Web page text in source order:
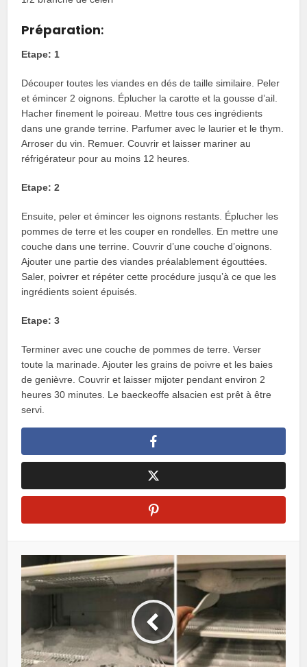
Préparation:
Etape: 1
Découper toutes les viandes en dés de taille similaire. Peler
et émincer 2 oignons. Éplucher la carotte et la gousse d’ail.
Hacher finement le poireau. Mettre tous ces ingrédients
dans une grande terrine. Parfumer avec le laurier et le thym.
Arroser du vin. Remuer. Couvrir et laisser mariner au
réfrigérateur pour au moins 12 heures.
Etape: 2
Ensuite, peler et émincer les oignons restants. Éplucher les
pommes de terre et les couper en rondelles. En mettre une
couche dans une terrine. Couvrir d’une couche d’oignons.
Ajouter une partie des viandes préalablement égouttées.
Saler, poivrer et répéter cette procédure jusqu’à ce que les
ingrédients soient épuisés.
Etape: 3
Terminer avec une couche de pommes de terre. Verser
toute la marinade. Ajouter les grains de poivre et les baies
de genièvre. Couvrir et laisser mijoter pendant environ 2
heures 30 minutes. Le baeckeoffe alsacien est prêt à être
servi.